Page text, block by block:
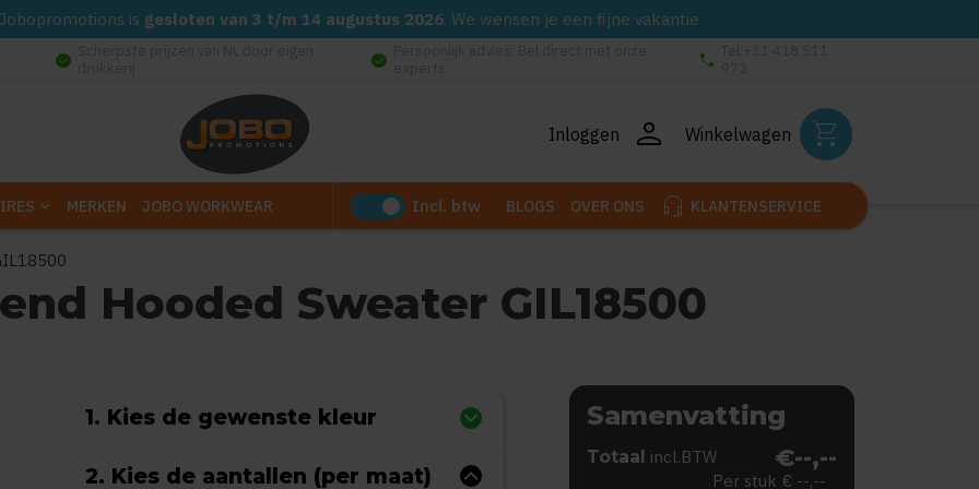
is gesloten van 3 t/m 14 augustus 2026. We wensen je een fijne vakantie
check_circle check_circle phone
Inloggen person Winkelwagen shopping_cart
MERKEN JOBO WORKWEAR Incl. btw BLOGS OVER ONS headset_mic KLANTENSERVICE
Hooded Sweater GIL18500
1. Kies de gewenste kleur
2. Kies de aantallen (per maat)
Samenvatting
Totaal incl.BTW €--,--
Per stuk € --,--